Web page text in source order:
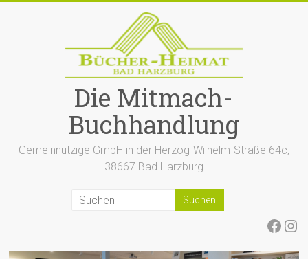
Die Mitmach-
Buchhandlung
Gemeinnützige GmbH in der Herzog-Wilhelm-Straße 64c,
38667 Bad Harzburg